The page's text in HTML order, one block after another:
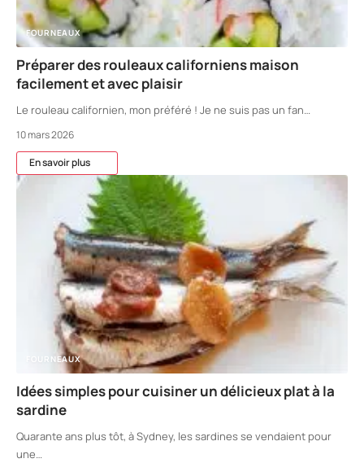
FOURNEAUX
Préparer des rouleaux californiens maison
facilement et avec plaisir
Le rouleau californien, mon préféré ! Je ne suis pas un fan…
10 mars 2026
En savoir plus
FOURNEAUX
Idées simples pour cuisiner un délicieux plat à la
sardine
Quarante ans plus tôt, à Sydney, les sardines se vendaient pour
une…